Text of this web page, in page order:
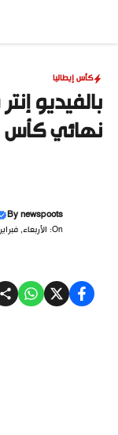
المحتوى
كأس إيطاليا
بالفيديو
نهائي كأس
Bynewspoots
On: الأربعاء, فبراير 1, 2023 12:03 صباحًا